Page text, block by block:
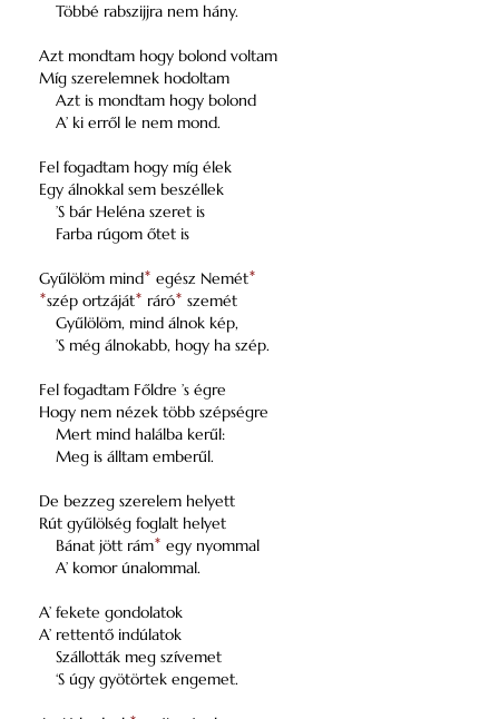
Többé rabszijjra nem hány.
Azt mondtam hogy bolond voltam
Míg szerelemnek hodoltam
Azt is mondtam hogy bolond
A’ ki erről le nem mond.
Fel fogadtam hogy míg élek
Egy álnokkal sem beszéllek
’S bár Heléna szeret is
Farba rúgom őtet is
Gyűlölöm mind* egész Nemét*
*szép ortzáját* ráró* szemét
Gyűlölöm, mind álnok kép,
’S még álnokabb, hogy ha szép.
Fel fogadtam Főldre ’s égre
Hogy nem nézek több szépségre
Mert mind halálba kerűl:
Meg is álltam emberűl.
De bezzeg szerelem helyett
Rút gyűlölség foglalt helyet
Bánat jött rám* egy nyommal
A’ komor únalommal.
A’ fekete gondolatok
A’ rettentő indúlatok
Szállották meg szívemet
‘S úgy gyötörtek engemet.